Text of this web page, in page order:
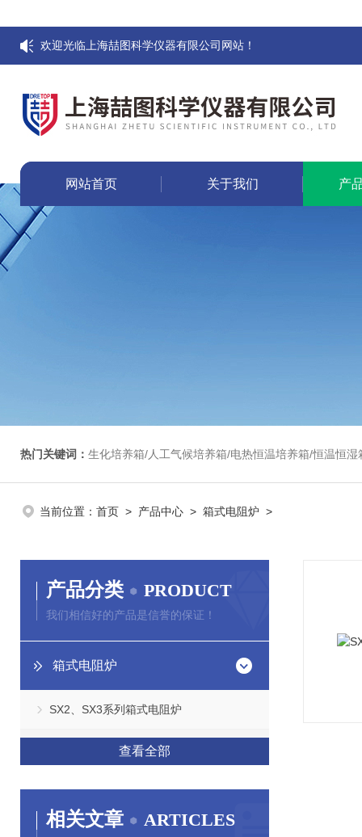
欢迎光临上海喆图科学仪器有限公司网站！
网站首页 关于我们 产
热门关键词： 生化培养箱/人工气候培养箱/电热恒温培养箱/恒温恒湿箱/光照培养箱/二氧化碳培养箱
当前位置： 首页 > 产品中心 > 箱式电阻炉 >
产品分类 PRODUCT
我们相信好的产品是信誉的保证！
箱式电阻炉
SX2、SX3系列箱式电阻炉
查看全部
相关文章 ARTICLES